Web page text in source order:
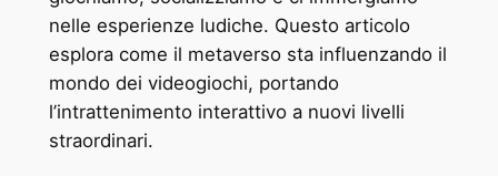
nelle esperienze ludiche. Questo articolo
esplora come il metaverso sta influenzando il
mondo dei videogiochi, portando
l’intrattenimento interattivo a nuovi livelli
straordinari.